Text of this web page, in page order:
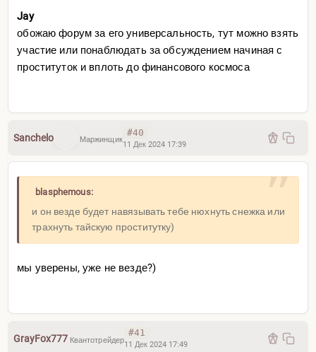
Jay
обожаю форум за его универсальность, тут можно взять
участие или понаблюдать за обсуждением начиная с
проституток и вплоть до финансового космоса
Sanchelo Маржинщик
#40
11 Дек 2024 17:39
blasphemous:
и он везде будет навязывать тебе нюхнуть снежка или
трахнуть тайскую проститутку)
мы уверены, уже не везде?)
GrayFox777 Квантотрейдер
#41
11 Дек 2024 17:49